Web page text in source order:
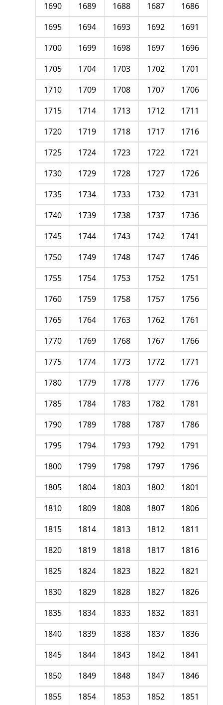
1686
1687
1688
1689
1690
1691
1692
1693
1694
1695
1696
1697
1698
1699
1700
1701
1702
1703
1704
1705
1706
1707
1708
1709
1710
1711
1712
1713
1714
1715
1716
1717
1718
1719
1720
1721
1722
1723
1724
1725
1726
1727
1728
1729
1730
1731
1732
1733
1734
1735
1736
1737
1738
1739
1740
1741
1742
1743
1744
1745
1746
1747
1748
1749
1750
1751
1752
1753
1754
1755
1756
1757
1758
1759
1760
1761
1762
1763
1764
1765
1766
1767
1768
1769
1770
1771
1772
1773
1774
1775
1776
1777
1778
1779
1780
1781
1782
1783
1784
1785
1786
1787
1788
1789
1790
1791
1792
1793
1794
1795
1796
1797
1798
1799
1800
1801
1802
1803
1804
1805
1806
1807
1808
1809
1810
1811
1812
1813
1814
1815
1816
1817
1818
1819
1820
1821
1822
1823
1824
1825
1826
1827
1828
1829
1830
1831
1832
1833
1834
1835
1836
1837
1838
1839
1840
1841
1842
1843
1844
1845
1846
1847
1848
1849
1850
1851
1852
1853
1854
1855